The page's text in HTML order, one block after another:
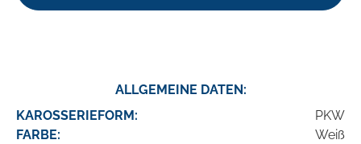
ALLGEMEINE DATEN:
KAROSSERIEFORM:
PKW
FARBE:
Weiß